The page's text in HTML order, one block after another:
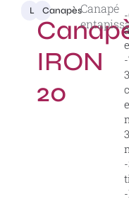
LlitsCanapès
IRON
20
Canapé